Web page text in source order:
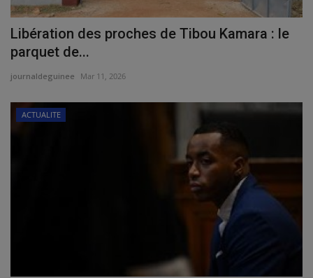
Libération des proches de Tibou Kamara : le
parquet de...
journaldeguinee Mar 11, 2026
ACTUALITE